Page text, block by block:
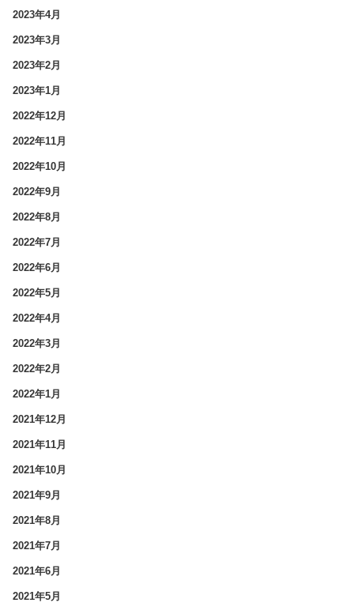
2023年4月
2023年3月
2023年2月
2023年1月
2022年12月
2022年11月
2022年10月
2022年9月
2022年8月
2022年7月
2022年6月
2022年5月
2022年4月
2022年3月
2022年2月
2022年1月
2021年12月
2021年11月
2021年10月
2021年9月
2021年8月
2021年7月
2021年6月
2021年5月